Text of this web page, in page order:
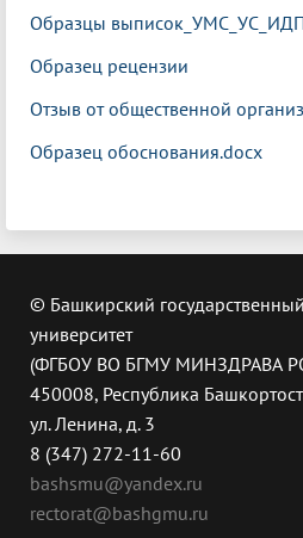
Образцы
Образец рецензии
Отзыв от общественной
Образец обоснования.docx
© Башкирский
университет
(ФГБОУ ВО БГМУ МИНЗДРАВА
450008, Республика
ул. Ленина, д. 3
8 (347) 272-11-60
bashsmu@yandex.ru
rectorat@bashgmu.ru